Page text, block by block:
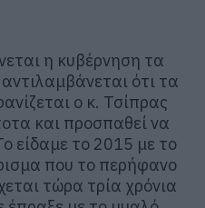
η κυβέρνηση τα
ότι τα
ο κ. Τσίπρας
και προσπαθεί να
είδαμε το 2015 με το
που το περήφανο
τώρα τρία χρόνια